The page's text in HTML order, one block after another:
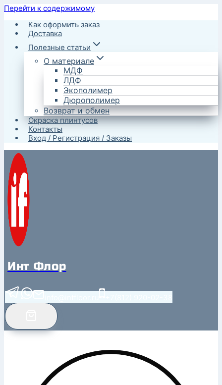
Перейти к содержимому
Как оформить заказ
Доставка
Полезные статьи
О материале
МДФ
ЛДФ
Экополимер
Дюрополимер
Возврат и обмен
Окраска плинтусов
Контакты
Вход / Регистрация / Заказы
Инт Флор